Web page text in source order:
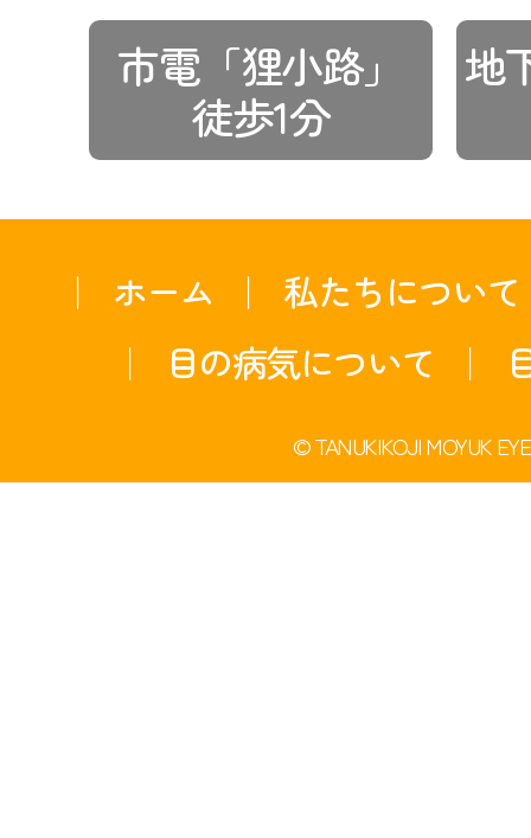
市電「狸小路」
徒歩1分
地
ホーム
私たちについて
目の病気について
© TANUKIKOJI MOYUK